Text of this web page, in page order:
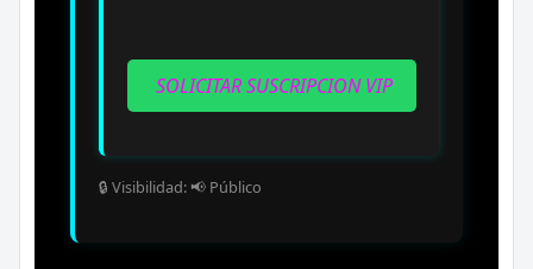
SOLICITAR SUSCRIPCION VIP
🔒 Visibilidad: 📢 Público